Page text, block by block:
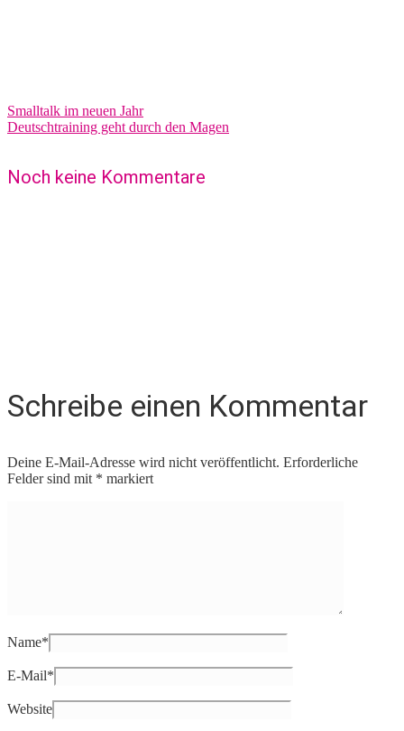
Smalltalk im neuen Jahr
Deutschtraining geht durch den Magen
Noch keine Kommentare
Schreibe einen Kommentar
Deine E-Mail-Adresse wird nicht veröffentlicht. Erforderliche
Felder sind mit * markiert
Name*
E-Mail*
Website